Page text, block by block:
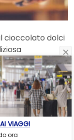
cioccolato dolci
snack ideale per
una
più al
che
VIAGGI
ora